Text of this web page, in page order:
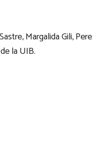
Margalida Gili,
la UIB.